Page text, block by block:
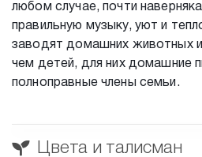
любом случае, почти
правильную музыку, уют и
заводят домашних животных
чем детей, для них домашние
полноправные члены семьи.
Цвета и талисман